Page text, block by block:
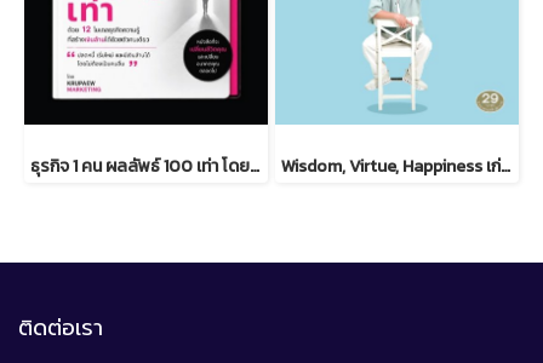
ธุรกิจ 1 คน ผลลัพธ์ 100 เท่า โดยครูแป๋ว จุฑามาศ อ่อนประดิษฐ Wisdom, Virtue, Happiness เก่ง ดี มีสุข ดร.วรภัทร์ ภู่เจริญ
ติดต่อเรา